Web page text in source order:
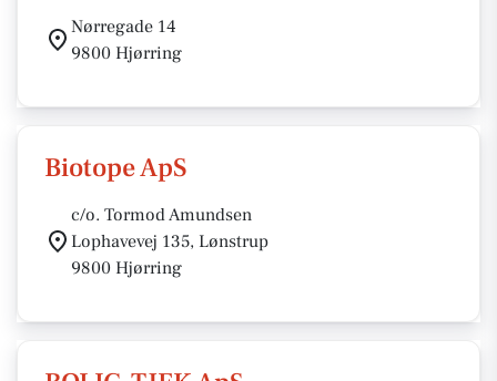
Nørregade 14
9800 Hjørring
Biotope ApS
c/o. Tormod Amundsen
Lophavevej 135, Lønstrup
9800 Hjørring